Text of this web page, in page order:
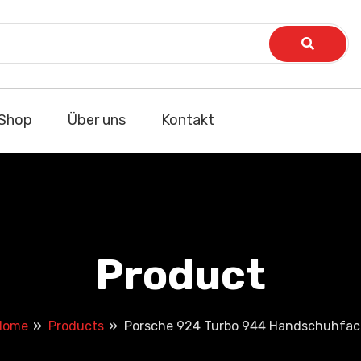
Über uns Kontakt
Product
Products Porsche 924 Turbo 944